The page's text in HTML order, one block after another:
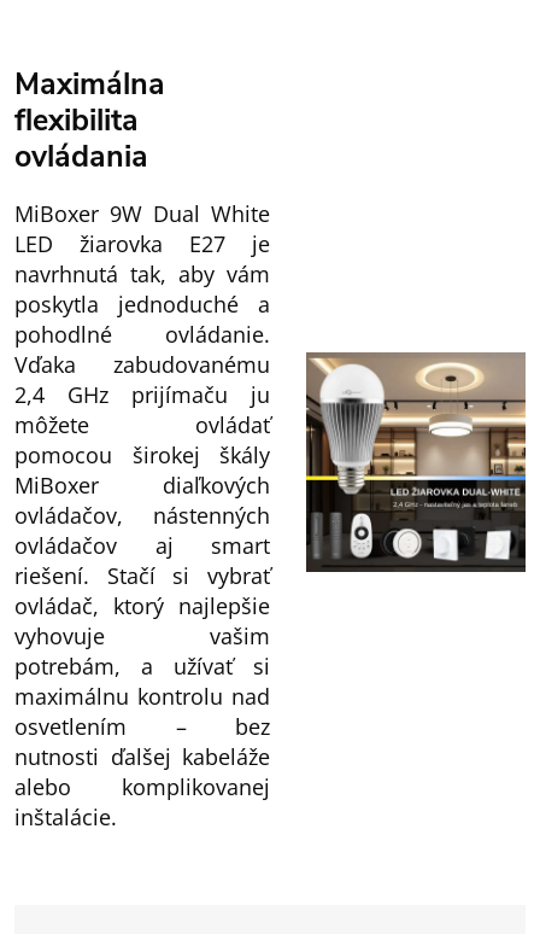
Maximálna
flexibilita
ovládania
MiBoxer 9W Dual White
LED žiarovka E27 je
navrhnutá tak, aby vám
poskytla jednoduché a
pohodlné ovládanie.
Vďaka zabudovanému
2,4 GHz prijímaču ju
môžete ovládať
pomocou širokej škály
MiBoxer diaľkových
ovládačov, nástenných
ovládačov aj smart
riešení. Stačí si vybrať
ovládač, ktorý najlepšie
vyhovuje vašim
potrebám, a užívať si
maximálnu kontrolu nad
osvetlením – bez
nutnosti ďalšej kabeláže
alebo komplikovanej
inštalácie.